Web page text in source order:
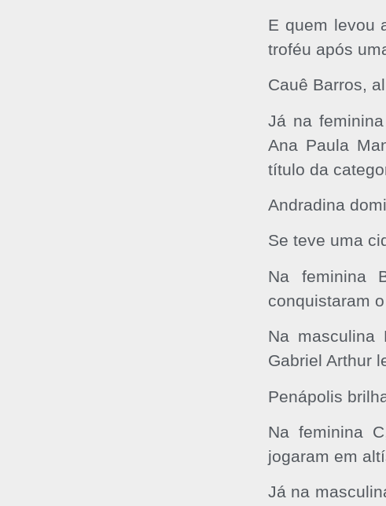
E quem levou
troféu após
Cauê Barros,
Já na
Ana Paula
título da
Andradina
Se teve uma
Na feminina
conquistaram
Na
Gabriel Arthur
Penápolis
Na feminina
jogaram em
Já na